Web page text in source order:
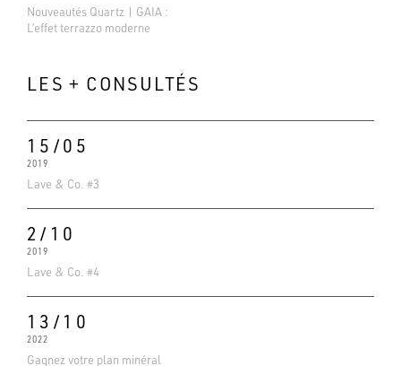
Nouveautés Quartz | GAIA :
L’effet terrazzo moderne
LES + CONSULTÉS
15/05
2019
Lave & Co. #3
2/10
2019
Lave & Co. #4
13/10
2022
Gagnez votre plan minéral
Basé sur 138 avis